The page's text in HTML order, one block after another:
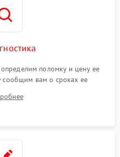
поломку и цену ее
сообщим вам о сроках ее